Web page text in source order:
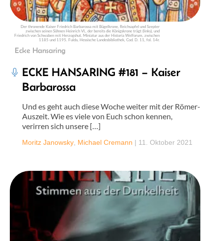
Der thronende Kaiser Friedrich Barbarossa mit Bügelkrone, Reichsapfel und Szepter
zwischen seinen Söhnen Heinrich VI., der bereits die Königskrone trägt (links), und
Friedrich von Schwaben mit Herzogshut. Miniatur aus der Historia Welforum, zwischen
1185 und 1195. Fulda, Hessische Landesbibliothek, Cod. D. 11, fol. 14r.
Ecke Hansaring
ECKE HANSARING #181 – Kaiser
Barbarossa
Und es geht auch diese Woche weiter mit der Römer-
Auszeit. Wie es viele von Euch schon kennen,
verirren sich unsere […]
Moritz Janowsky Michael Cremann | 11. Oktober 2021